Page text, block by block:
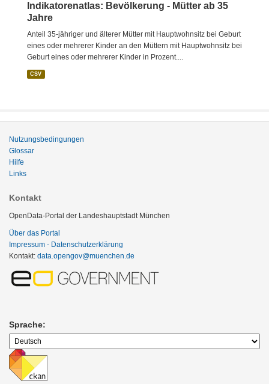
Indikatorenatlas: Bevölkerung - Mütter ab 35
Jahre
Anteil 35-jähriger und älterer Mütter mit Hauptwohnsitz bei Geburt
eines oder mehrerer Kinder an den Müttern mit Hauptwohnsitz bei
Geburt eines oder mehrerer Kinder in Prozent....
CSV
Nutzungsbedingungen
Glossar
Hilfe
Links
Kontakt
OpenData-Portal der Landeshauptstadt München
Über das Portal
Impressum - Datenschutzerklärung
Kontakt: data.opengov@muenchen.de
Sprache